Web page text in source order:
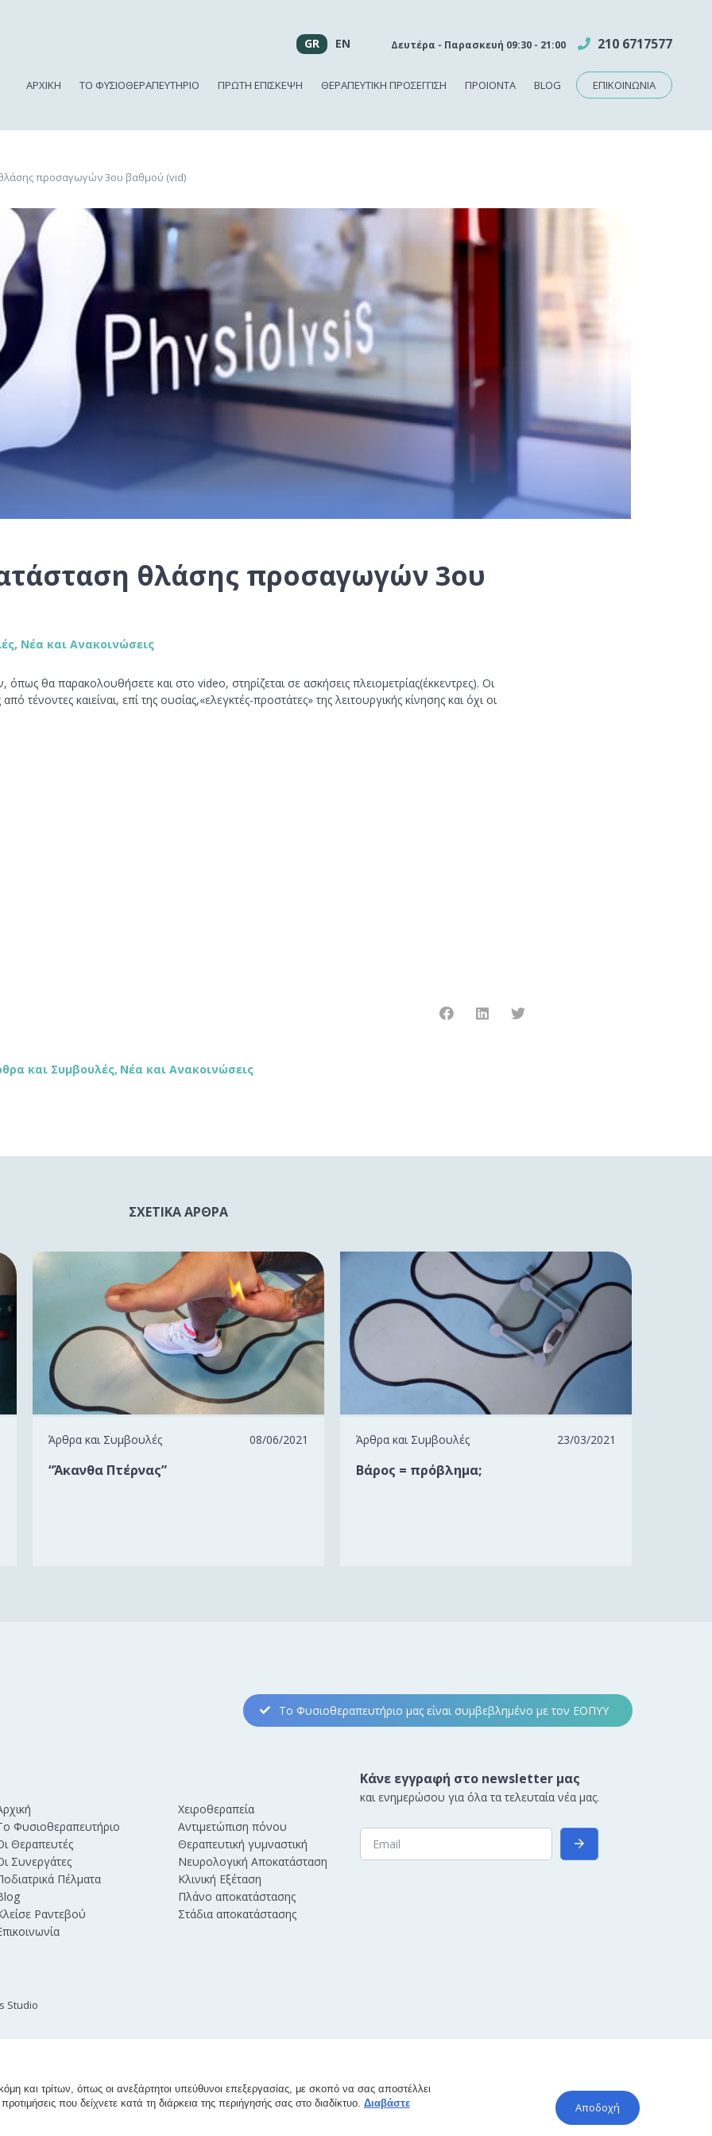
GR EN Δευτέρα - Παρασκευή 09:30 - 21:00 210 6717577
ΑΡΧΙΚΗ ΤΟ ΦΥΣΙΟΘΕΡΑΠΕΥΤΗΡΙΟ ΠΡΩΤΗ ΕΠΙΣΚΕΨΗ ΘΕΡΑΠΕΥΤΙΚΗ ΠΡΟΣΕΓΓΙΣΗ ΠΡΟΙΟΝΤΑ BLOG ΕΠΙΚΟΙΝΩΝΙΑ
προσαγωγών 3ου βαθμού (vid)
θλάσης προσαγωγών 3ου
, Νέα και Ανακοινώσεις
θα παρακολουθήσετε και στο video, στηρίζεται σε ασκήσεις πλειομετρίας(έκκεντρες). Οι
τένοντες καιείναι, επί της ουσίας,«ελεγκτές-προστάτες» της λειτουργικής κίνησης και όχι οι
και Συμβουλές, Νέα και Ανακοινώσεις
ΣΧΕΤΙΚΑ ΑΡΘΡΑ
Άρθρα και Συμβουλές 08/06/2021
“Άκανθα Πτέρνας”
Άρθρα και Συμβουλές 23/03/2021
Βάρος = πρόβλημα;
Το Φυσιοθεραπευτήριο μας είναι συμβεβλημένο με τον ΕΟΠΥΥ
Φυσιοθεραπευτήριο
Θεραπευτές
Συνεργάτες
Πέλματα
Ραντεβού
Χειροθεραπεία
Αντιμετώπιση πόνου
Θεραπευτική γυμναστική
Νευρολογική Αποκατάσταση
Κλινική Εξέταση
Πλάνο αποκατάστασης
Στάδια αποκατάστασης
Κάνε εγγραφή στο newsletter μας
και ενημερώσου για όλα τα τελευταία νέα μας.
Studio
και τρίτων, όπως οι ανεξάρτητοι υπεύθυνοι επεξεργασίας, με σκοπό να σας αποστέλλει
που δείχνετε κατά τη διάρκεια της περιήγησής σας στο διαδίκτυο. Διαβάστε
Αποδοχή